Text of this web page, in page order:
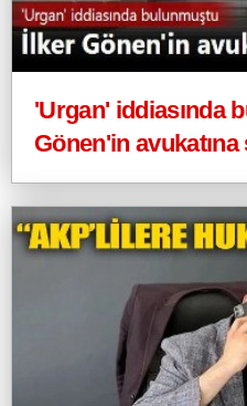
'Urgan' iddiasında
Gönen'in